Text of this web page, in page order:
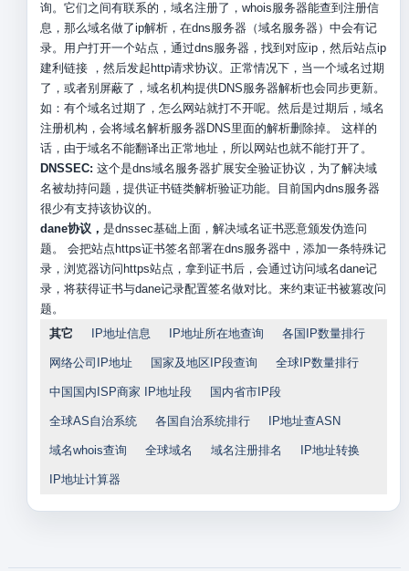
询。它们之间有联系的，域名注册了，whois服务器能查到注册信
息，那么域名做了ip解析，在dns服务器（域名服务器）中会有记
录。用户打开一个站点，通过dns服务器，找到对应ip，然后站点ip
建利链接 ，然后发起http请求协议。正常情况下，当一个域名过期
了，或者别屏蔽了，域名机构提供DNS服务器解析也会同步更新。
如：有个域名过期了，怎么网站就打不开呢。然后是过期后，域名
注册机构，会将域名解析服务器DNS里面的解析删除掉。 这样的
话，由于域名不能翻译出正常地址，所以网站也就不能打开了。
DNSSEC: 这个是dns域名服务器扩展安全验证协议，为了解决域
名被劫持问题，提供证书链类解析验证功能。目前国内dns服务器
很少有支持该协议的。
dane协议， 是dnssec基础上面，解决域名证书恶意颁发伪造问
题。 会把站点https证书签名部署在dns服务器中，添加一条特殊记
录，浏览器访问https站点，拿到证书后，会通过访问域名dane记
录，将获得证书与dane记录配置签名做对比。来约束证书被篡改问
题。
其它
IP地址信息 IP地址所在地查询 各国IP数量排行
网络公司IP地址 国家及地区IP段查询 全球IP数量排行
中国国内ISP商家 IP地址段 国内省市IP段
全球AS自治系统 各国自治系统排行 IP地址查ASN
域名whois查询 全球域名 域名注册排名 IP地址转换
IP地址计算器